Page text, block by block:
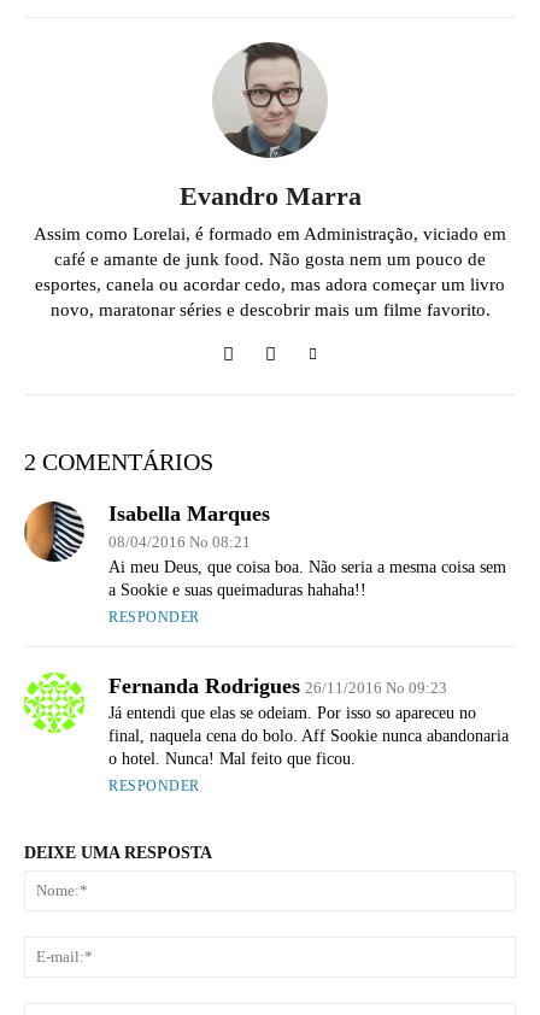
Evandro Marra
Assim como Lorelai, é formado em Administração, viciado em
café e amante de junk food. Não gosta nem um pouco de
esportes, canela ou acordar cedo, mas adora começar um livro
novo, maratonar séries e descobrir mais um filme favorito.
2 COMENTÁRIOS
Isabella Marques
08/04/2016 No 08:21
Ai meu Deus, que coisa boa. Não seria a mesma coisa sem
a Sookie e suas queimaduras hahaha!!
RESPONDER
Fernanda Rodrigues 26/11/2016 No 09:23
Já entendi que elas se odeiam. Por isso so apareceu no
final, naquela cena do bolo. Aff Sookie nunca abandonaria
o hotel. Nunca! Mal feito que ficou.
RESPONDER
DEIXE UMA RESPOSTA